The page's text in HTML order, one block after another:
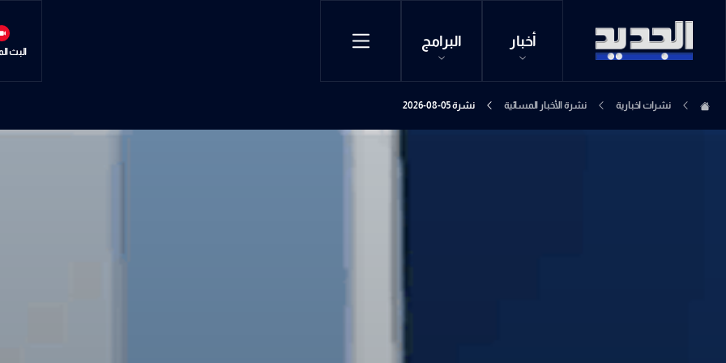
أخبار البرامج
البث
نشرات اخبارية نشرة الأخبار المسائية نشرة 05-08-2026